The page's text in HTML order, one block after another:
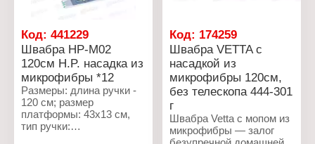
загрязнениями. Теперь
уборка будет приносить
удовольствие!
Характеристики:
Бренд: Vetta
Тип товара: Швабра
Комплектация: с
насадкой из микрофибры
(букли)
Код: 441229
Швабра HP-M02
120см H.P. насадка из
микрофибры *12
Размеры: длина ручки -
120 см; размер
платформы: 43х13 см,
тип ручки:
Код: 174259
Швабра VETTA с
насадкой из
микрофибры 120см,
без телескопа 444-301
г
Швабра Vetta с мопом из
микрофибры — залог